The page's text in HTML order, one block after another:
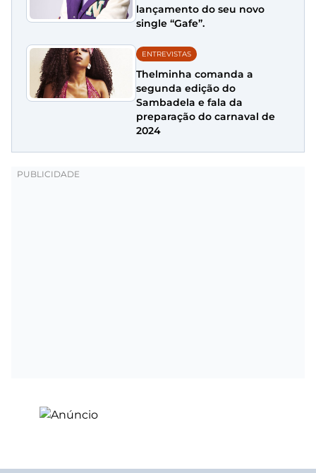
lançamento do seu novo
single “Gafe”.
ENTREVISTAS
Thelminha comanda a
segunda edição do
Sambadela e fala da
preparação do carnaval de
2024